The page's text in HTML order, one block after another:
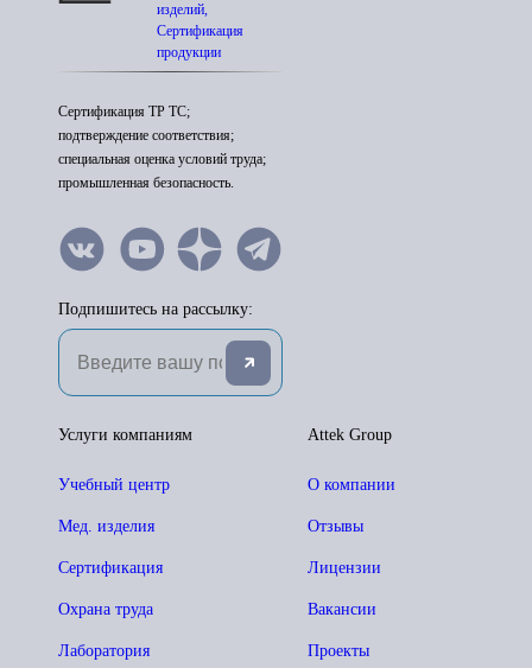
изделий,
Сертификация
продукции
Сертификация ТР ТС;
подтверждение соответствия;
специальная оценка условий труда;
промышленная безопасность.
Подпишитесь на рассылку:
Attek Group
О компании
Отзывы
Лицензии
Вакансии
Проекты
Услуги компаниям
Учебный центр
Мед. изделия
Сертификация
Охрана труда
Лаборатория